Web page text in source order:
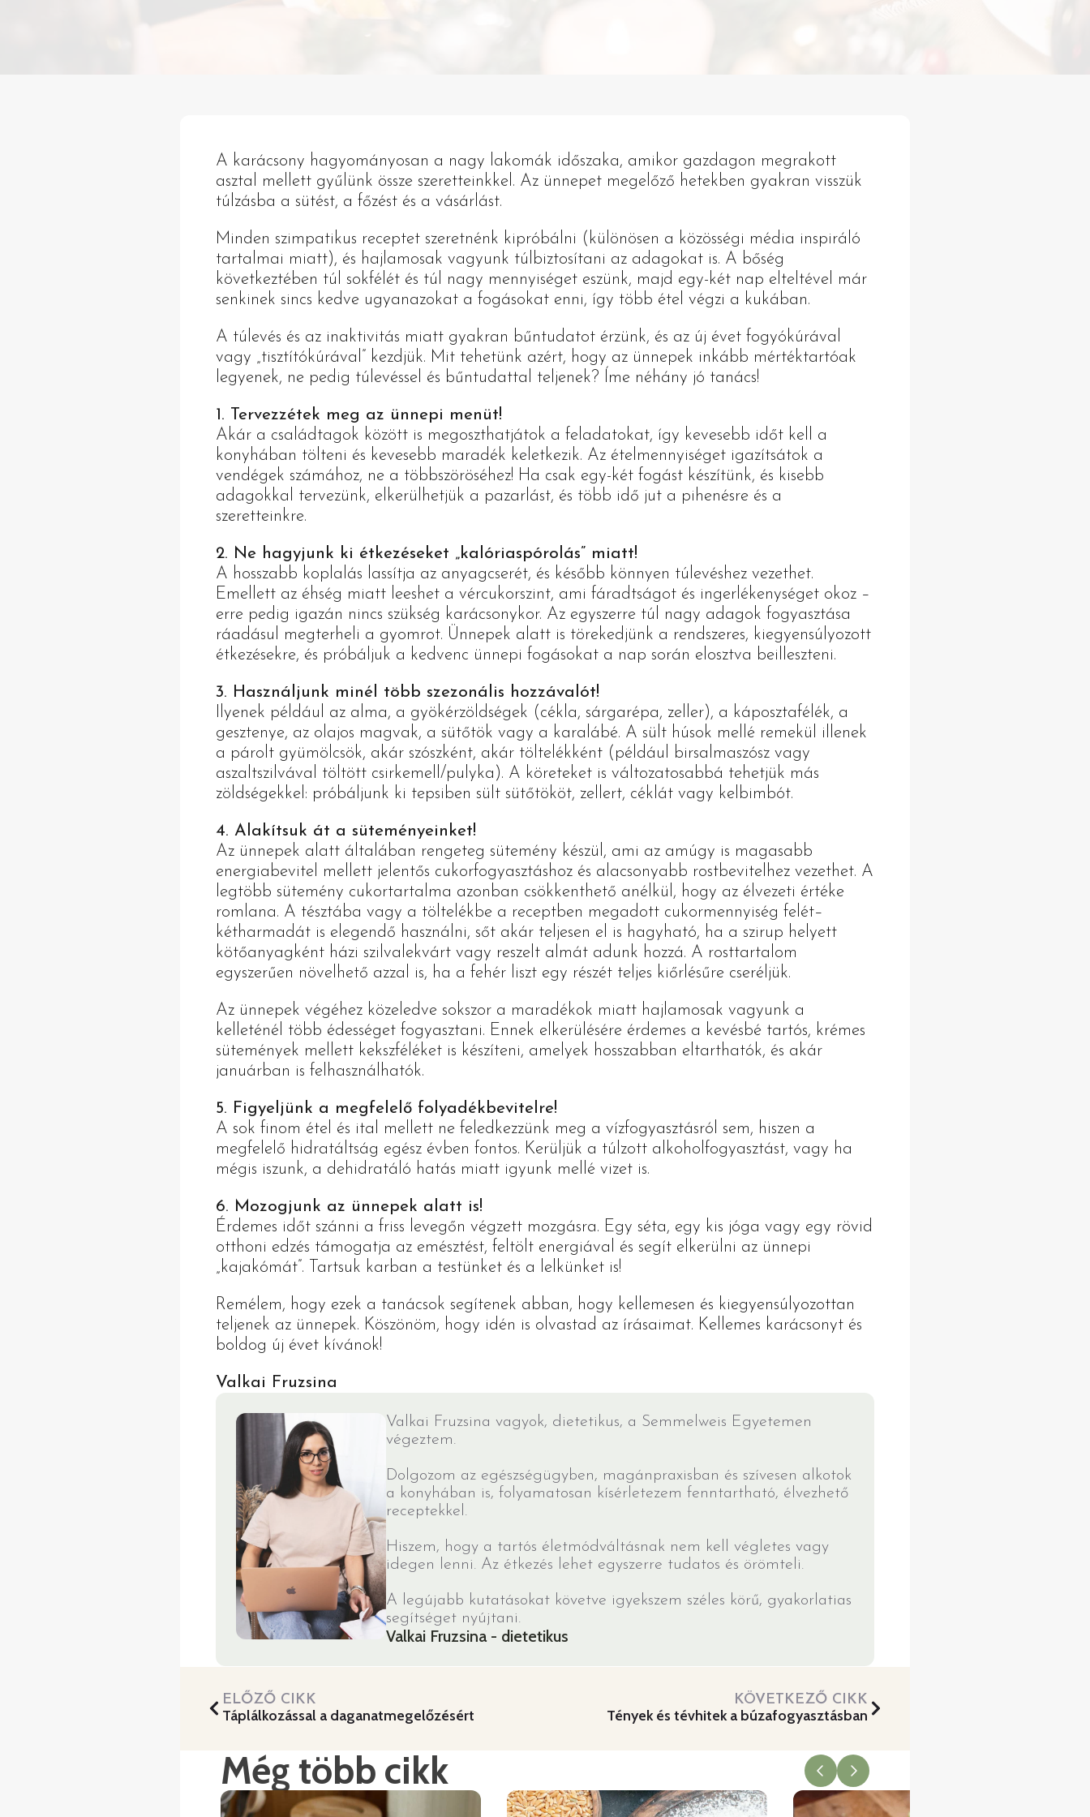
A karácsony hagyományosan a nagy lakomák időszaka, amikor gazdagon megrakott
asztal mellett gyűlünk össze szeretteinkkel. Az ünnepet megelőző hetekben gyakran visszük
túlzásba a sütést, a főzést és a vásárlást.
Minden szimpatikus receptet szeretnénk kipróbálni (különösen a közösségi média inspiráló
tartalmai miatt), és hajlamosak vagyunk túlbiztosítani az adagokat is. A bőség
következtében túl sokfélét és túl nagy mennyiséget eszünk, majd egy-két nap elteltével már
senkinek sincs kedve ugyanazokat a fogásokat enni, így több étel végzi a kukában.
A túlevés és az inaktivitás miatt gyakran bűntudatot érzünk, és az új évet fogyókúrával
vagy „tisztítókúrával” kezdjük. Mit tehetünk azért, hogy az ünnepek inkább mértéktartóak
legyenek, ne pedig túlevéssel és bűntudattal teljenek? Íme néhány jó tanács!
1. Tervezzétek meg az ünnepi menüt!
Akár a családtagok között is megoszthatjátok a feladatokat, így kevesebb időt kell a
konyhában tölteni és kevesebb maradék keletkezik. Az ételmennyiséget igazítsátok a
vendégek számához, ne a többszöröséhez! Ha csak egy-két fogást készítünk, és kisebb
adagokkal tervezünk, elkerülhetjük a pazarlást, és több idő jut a pihenésre és a
szeretteinkre.
2. Ne hagyjunk ki étkezéseket „kalóriaspórolás” miatt!
A hosszabb koplalás lassítja az anyagcserét, és később könnyen túlevéshez vezethet.
Emellett az éhség miatt leeshet a vércukorszint, ami fáradtságot és ingerlékenységet okoz –
erre pedig igazán nincs szükség karácsonykor. Az egyszerre túl nagy adagok fogyasztása
ráadásul megterheli a gyomrot. Ünnepek alatt is törekedjünk a rendszeres, kiegyensúlyozott
étkezésekre, és próbáljuk a kedvenc ünnepi fogásokat a nap során elosztva beilleszteni.
3. Használjunk minél több szezonális hozzávalót!
Ilyenek például az alma, a gyökérzöldségek (cékla, sárgarépa, zeller), a káposztafélék, a
gesztenye, az olajos magvak, a sütőtök vagy a karalábé. A sült húsok mellé remekül illenek
a párolt gyümölcsök, akár szószként, akár töltelékként (például birsalmaszósz vagy
aszaltszilvával töltött csirkemell/pulyka). A köreteket is változatosabbá tehetjük más
zöldségekkel: próbáljunk ki tepsiben sült sütőtököt, zellert, céklát vagy kelbimbót.
4. Alakítsuk át a süteményeinket!
Az ünnepek alatt általában rengeteg sütemény készül, ami az amúgy is magasabb
energiabevitel mellett jelentős cukorfogyasztáshoz és alacsonyabb rostbevitelhez vezethet. A
legtöbb sütemény cukortartalma azonban csökkenthető anélkül, hogy az élvezeti értéke
romlana. A tésztába vagy a töltelékbe a receptben megadott cukormennyiség felét–
kétharmadát is elegendő használni, sőt akár teljesen el is hagyható, ha a szirup helyett
kötőanyagként házi szilvalekvárt vagy reszelt almát adunk hozzá. A rosttartalom
egyszerűen növelhető azzal is, ha a fehér liszt egy részét teljes kiőrlésűre cseréljük.
Az ünnepek végéhez közeledve sokszor a maradékok miatt hajlamosak vagyunk a
kelleténél több édességet fogyasztani. Ennek elkerülésére érdemes a kevésbé tartós, krémes
sütemények mellett kekszféléket is készíteni, amelyek hosszabban eltarthatók, és akár
januárban is felhasználhatók.
5. Figyeljünk a megfelelő folyadékbevitelre!
A sok finom étel és ital mellett ne feledkezzünk meg a vízfogyasztásról sem, hiszen a
megfelelő hidratáltság egész évben fontos. Kerüljük a túlzott alkoholfogyasztást, vagy ha
mégis iszunk, a dehidratáló hatás miatt igyunk mellé vizet is.
6. Mozogjunk az ünnepek alatt is!
Érdemes időt szánni a friss levegőn végzett mozgásra. Egy séta, egy kis jóga vagy egy rövid
otthoni edzés támogatja az emésztést, feltölt energiával és segít elkerülni az ünnepi
„kajakómát”. Tartsuk karban a testünket és a lelkünket is!
Remélem, hogy ezek a tanácsok segítenek abban, hogy kellemesen és kiegyensúlyozottan
teljenek az ünnepek. Köszönöm, hogy idén is olvastad az írásaimat. Kellemes karácsonyt és
boldog új évet kívánok!
Valkai Fruzsina
Valkai Fruzsina vagyok, dietetikus, a Semmelweis Egyetemen
végeztem.
Dolgozom az egészségügyben, magánpraxisban és szívesen alkotok
a konyhában is, folyamatosan kísérletezem fenntartható, élvezhető
receptekkel.
Hiszem, hogy a tartós életmódváltásnak nem kell végletes vagy
idegen lenni. Az étkezés lehet egyszerre tudatos és örömteli.
A legújabb kutatásokat követve igyekszem széles körű, gyakorlatias
segítséget nyújtani.
Valkai Fruzsina - dietetikus
ELŐZŐ CIKK
Táplálkozással a daganatmegelőzésért
KÖVETKEZŐ CIKK
Tények és tévhitek a búzafogyasztásban
Még több cikk